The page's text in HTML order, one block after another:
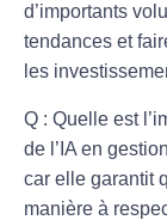
d’importants
tendances et
les
Q : Quelle est
de l’IA en
car elle garantit
manière à